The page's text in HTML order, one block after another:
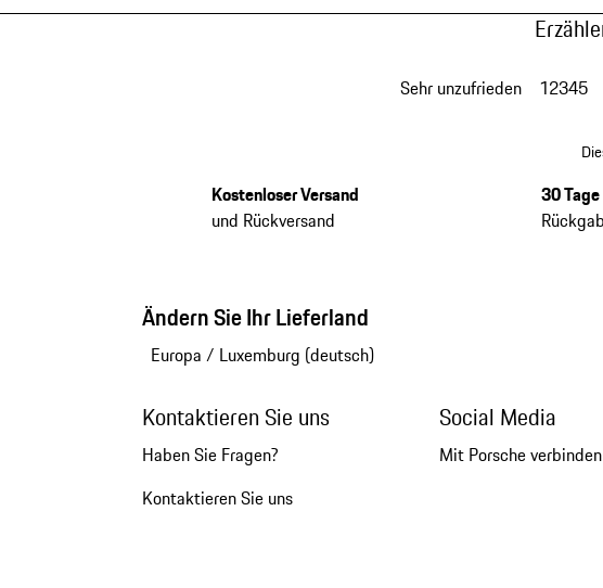
Sehr unzufrieden 12345
Kostenloser Versand
und Rückversand
30 Tage
Ändern Sie Ihr Lieferland
Europa / Luxemburg (deutsch)
Kontaktieren Sie uns
Haben Sie Fragen?
Kontaktieren Sie uns
Social Media
Mit Porsche verbinden